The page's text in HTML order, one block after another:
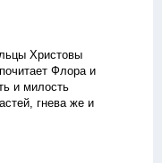
Христовы
Флора и
и милость
гнева же и